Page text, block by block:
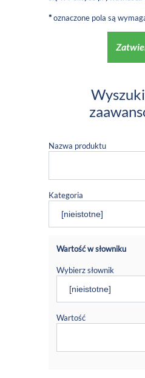
*oznaczone pola są
Nazwa produktu
Kategoria
Wartość w słowniku
Wybierz słownik
Wartość